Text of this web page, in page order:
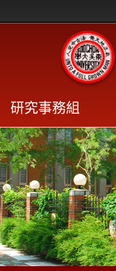
研究事務組